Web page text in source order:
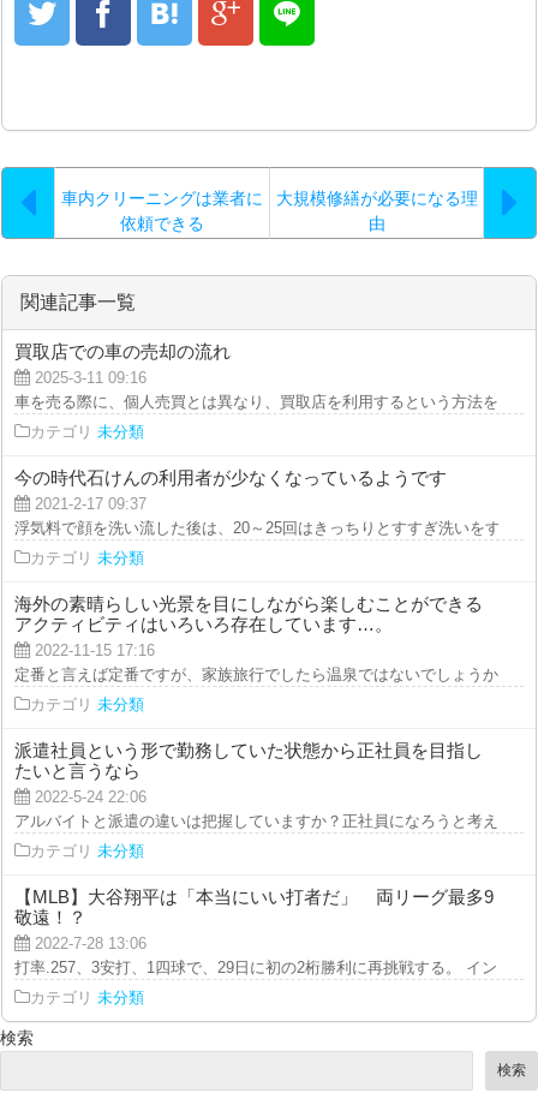
車内クリーニングは業者に
依頼できる
大規模修繕が必要になる理
由
関連記事一覧
買取店での車の売却の流れ
2025-3-11 09:16
車を売る際に、個人売買とは異なり、買取店を利用するという方法をお考
カテゴリ 未分類
今の時代石けんの利用者が少なくなっているようです
2021-2-17 09:37
浮気料で顔を洗い流した後は、20～25回はきっちりとすすぎ洗いをするこ
カテゴリ 未分類
海外の素晴らしい光景を目にしながら楽しむことができる
アクティビティはいろいろ存在しています…。
2022-11-15 17:16
定番と言えば定番ですが、家族旅行でしたら温泉ではないでしょうか？シ
カテゴリ 未分類
派遣社員という形で勤務していた状態から正社員を目指し
たいと言うなら
2022-5-24 22:06
アルバイトと派遣の違いは把握していますか？正社員になろうと考えてい
カテゴリ 未分類
【MLB】大谷翔平は「本当にいい打者だ」 両リーグ最多9
敬遠！？
2022-7-28 13:06
打率.257、3安打、1四球で、29日に初の2桁勝利に再挑戦する。 インタビ
カテゴリ 未分類
検索
検索